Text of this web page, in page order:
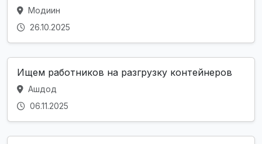
Модиин
26.10.2025
Ищем работников на разгрузку контейнеров
Ашдод
06.11.2025